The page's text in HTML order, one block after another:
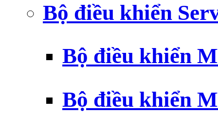
Bộ điều khiển
Bộ điều khiển
Bộ điều khiển